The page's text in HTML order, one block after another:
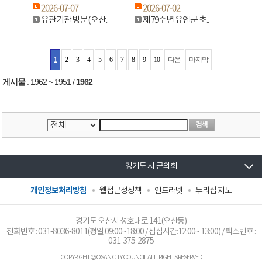
2026-07-07
유관기관 방문(오산..
2026-07-02
제79주년 유엔군 초..
1 2 3 4 5 6 7 8 9 10 다음 마지막
게시물: 1962 ~ 1951 /1962
경기도 시·군의회
개인정보처리방침 웹접근성정책 인트라넷 누리집 지도
경기도 오산시 성호대로 141(오산동)
전화번호 :031-8036-8011(평일 09:00~18:00 / 점심시간:12:00~ 13:00) / 팩스번호 :
031-375-2875
COPYRIGHT © OSAN CITY COUNCIL ALL. RIGHTS RESERVED